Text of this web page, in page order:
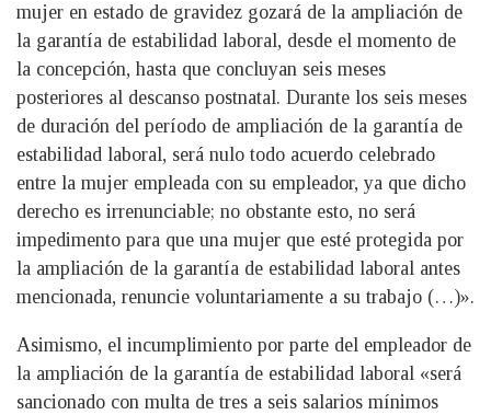
mujer en estado de gravidez gozará de la ampliación de
la garantía de estabilidad laboral, desde el momento de
la concepción, hasta que concluyan seis meses
posteriores al descanso postnatal. Durante los seis meses
de duración del período de ampliación de la garantía de
estabilidad laboral, será nulo todo acuerdo celebrado
entre la mujer empleada con su empleador, ya que dicho
derecho es irrenunciable; no obstante esto, no será
impedimento para que una mujer que esté protegida por
la ampliación de la garantía de estabilidad laboral antes
mencionada, renuncie voluntariamente a su trabajo (…)».
Asimismo, el incumplimiento por parte del empleador de
la ampliación de la garantía de estabilidad laboral «será
sancionado con multa de tres a seis salarios mínimos